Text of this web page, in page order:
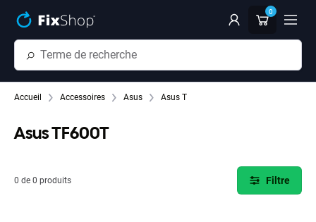
0
Accueil Accessoires Asus Asus T
Asus TF600T
0 de 0 produits Filtre